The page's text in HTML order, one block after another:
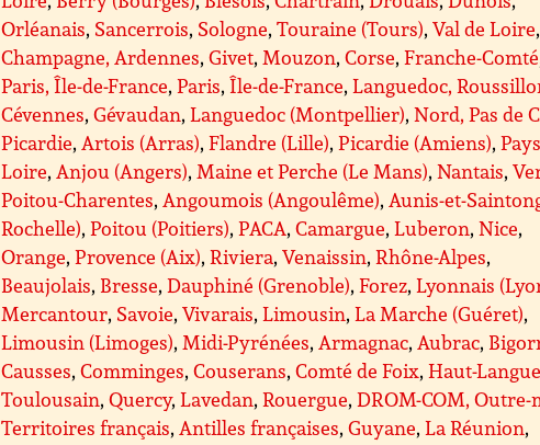
Orléanais, Sancerrois, Sologne,Touraine (Tours),Val de Loire,
Champagne, Ardennes,Givet, Mouzon,Corse,Franche-Comté
Paris, Île-de-France,Paris,Île-de-France,Languedoc,
Cévennes,Gévaudan,Languedoc (Montpellier),Nord, Pas de
Picardie, Artois (Arras),Flandre (Lille),Picardie (Amiens),
Loire, Anjou (Angers), Maine et Perche (Le Mans),Nantais,
Poitou-Charentes, Angoumois (Angoulême), Aunis-et-
Rochelle),Poitou (Poitiers),PACA,Camargue,Luberon,Nice,
Orange,Provence (Aix),Riviera,Venaissin,Rhône-Alpes,
Beaujolais, Bresse,Dauphiné (Grenoble),Forez,Lyonnais
Mercantour, Savoie,Vivarais,Limousin,La Marche (Guéret),
Limousin (Limoges), Midi-Pyrénées, Armagnac, Aubrac,
Causses,Comminges,Couserans,Comté de Foix,Haut-
Toulousain,Quercy,Lavedan,Rouergue,DROM-COM, Outre-
Territoires français, Antilles françaises,Guyane,La Réunion,